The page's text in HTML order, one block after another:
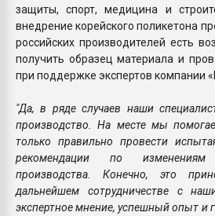
защиты, спорт, медицина и
внедрение корейского поликетона
российских производителей есть
получить образец материала и
при поддержке экспертов компании
"Да, в ряде случаев наши
производство. На месте мы
только правильно провести
рекомендации по
производства. Конечно, это
дальнейшем сотрудничестве с
экспертное мнение, успешный опыт и